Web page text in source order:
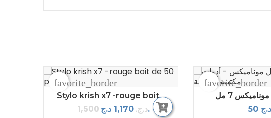
7 مل
favorite_border
Stylo krish x7 -rouge boit...
1,500 د.ج.1,170 د.ج.
favorite_border